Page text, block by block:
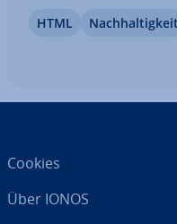
brauch und die CO-
HTML Nach­hal­tig­keit
Cookies
Über IONOS